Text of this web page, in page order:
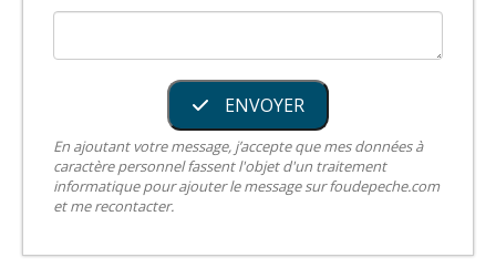
ENVOYER
En ajoutant votre message, j’accepte que mes données à
caractère personnel fassent l'objet d'un traitement
informatique pour ajouter le message sur foudepeche.com
et me recontacter.